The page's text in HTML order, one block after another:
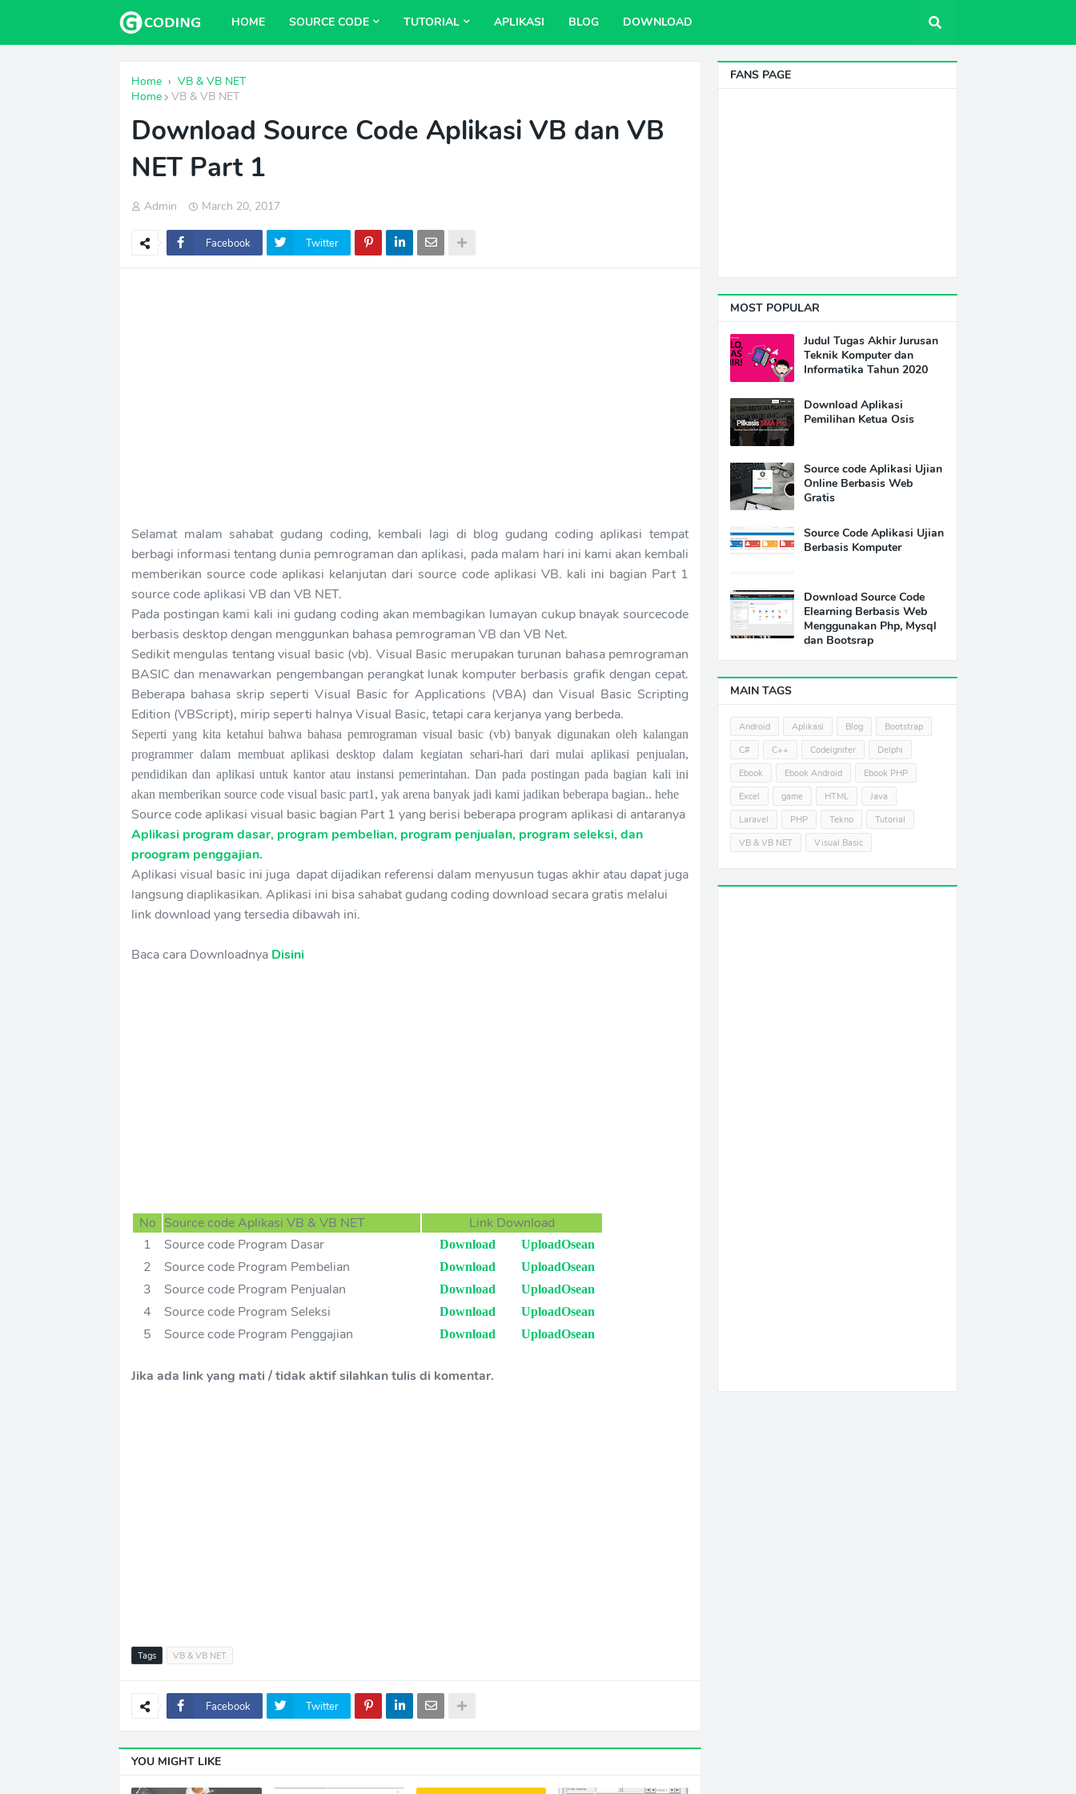
HOME SOURCE CODE TUTORIAL APLIKASI BLOG DOWNLOAD
Home › VB & VB NET
Home
VB & VB NET
Download Source Code Aplikasi VB dan VB
NET Part 1
Admin March 20, 2017
Facebook Twitter
Selamat malam sahabat gudang coding, kembali lagi di blog gudang coding aplikasi tempat
berbagi informasi tentang dunia pemrograman dan aplikasi, pada malam hari ini kami akan kembali
memberikan source code aplikasi kelanjutan dari source code aplikasi VB. kali ini bagian Part 1
source code aplikasi VB dan VB NET.
Pada postingan kami kali ini gudang coding akan membagikan lumayan cukup bnayak sourcecode
berbasis desktop dengan menggunkan bahasa pemrograman VB dan VB Net.
Sedikit mengulas tentang visual basic (vb). Visual Basic merupakan turunan bahasa pemrograman
BASIC dan menawarkan pengembangan perangkat lunak komputer berbasis grafik dengan cepat.
Beberapa bahasa skrip seperti Visual Basic for Applications (VBA) dan Visual Basic Scripting
Edition (VBScript), mirip seperti halnya Visual Basic, tetapi cara kerjanya yang berbeda.
Seperti yang kita ketahui bahwa bahasa pemrograman visual basic (vb) banyak digunakan oleh kalangan
programmer dalam membuat aplikasi desktop dalam kegiatan sehari-hari dari mulai aplikasi penjualan,
pendidikan dan aplikasi untuk kantor atau instansi pemerintahan. Dan pada postingan pada bagian kali ini
akan memberikan source code visual basic part1, yak arena banyak jadi kami jadikan beberapa bagian.. hehe
Source code aplikasi visual basic bagian Part 1 yang berisi beberapa program aplikasi di antaranya
Aplikasi program dasar, program pembelian, program penjualan, program seleksi, dan
proogram penggajian.
Aplikasi visual basic ini juga dapat dijadikan referensi dalam menyusun tugas akhir atau dapat juga
langsung diaplikasikan. Aplikasi ini bisa sahabat gudang coding download secara gratis melalui
link download yang tersedia dibawah ini.
Baca cara Downloadnya Disini
No Source code Aplikasi VB & VB NET
Link Download
1
Source code Program Dasar Download UploadOsean
2 Source code Program Pembelian Download UploadOsean
3 Source code Program Penjualan Download UploadOsean
4 Source code Program Seleksi Download UploadOsean
5 Source code Program Penggajian Download UploadOsean
Jika ada link yang mati / tidak aktif silahkan tulis di komentar.
Tags VB & VB NET
Facebook Twitter
YOU MIGHT LIKE
FANS PAGE
MOST POPULAR
Judul Tugas Akhir Jurusan
Teknik Komputer dan
Informatika Tahun 2020
Download Aplikasi
Pemilihan Ketua Osis
Source code Aplikasi Ujian
Online Berbasis Web
Gratis
Source Code Aplikasi Ujian
Berbasis Komputer
Download Source Code
Elearning Berbasis Web
Menggunakan Php, Mysql
dan Bootsrap
MAIN TAGS
Android Aplikasi Blog
Bootstrap
C#
C++ Codeigniter
Delphi
Ebook
Ebook Android
Ebook PHP
Excel
game HTML
Java
Laravel
PHP Tekno
Tutorial
VB & VB NET
Visual Basic